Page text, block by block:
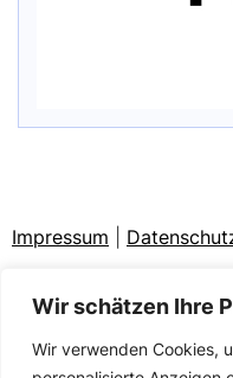
Wir schätzen Ihre
Wir verwenden Cookies,
Impressum